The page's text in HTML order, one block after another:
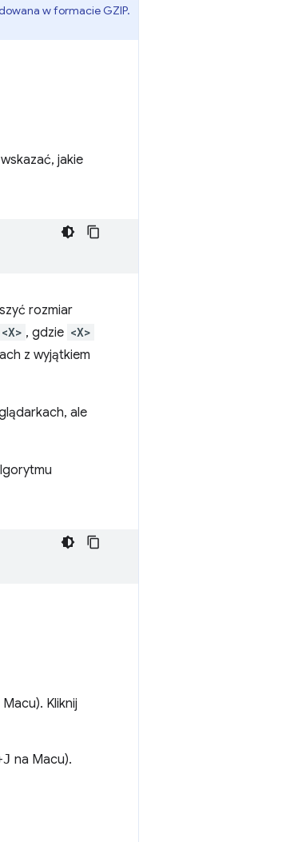
w formacie GZIP.
jakie
rozmiar
, gdzie <X>
z wyjątkiem
ale
Macu). Kliknij
J na Macu).